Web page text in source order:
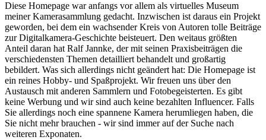
Diese Homepage war anfangs vor allem als virtuelles Museum
meiner Kamerasammlung gedacht. Inzwischen ist daraus ein Projekt
geworden, bei dem ein wachsender Kreis von Autoren tolle Beiträge
zur Digitalkamera-Geschichte beisteuert. Den weitaus größten
Anteil daran hat Ralf Jannke, der mit seinen Praxisbeiträgen die
verschiedensten Themen detailliert behandelt und großartig
bebildert. Was sich allerdings nicht geändert hat: Die Homepage ist
ein reines Hobby- und Spaßprojekt. Wir freuen uns über den
Austausch mit anderen Sammlern und Fotobegeisterten. Es gibt
keine Werbung und wir sind auch keine bezahlten Influencer. Falls
Sie allerdings noch eine spannene Kamera herumliegen haben, die
Sie nicht mehr brauchen - wir sind immer auf der Suche nach
weiteren Exponaten.